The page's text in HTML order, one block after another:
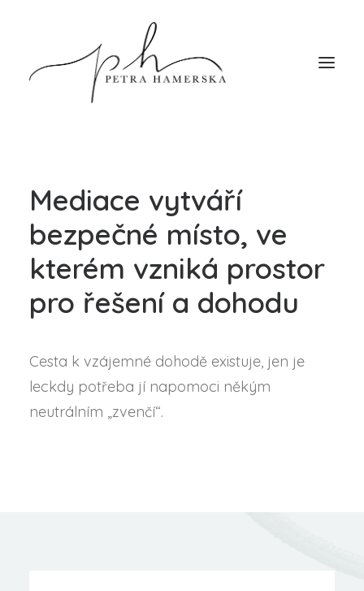
Služby
O mně
Blog
Kontakt
Mediace vytváří
bezpečné místo, ve
kterém vzniká prostor
pro řešení a dohodu
Cesta k vzájemné dohodě existuje, jen je
leckdy potřeba jí napomoci někým
neutrálním „zvenčí“.